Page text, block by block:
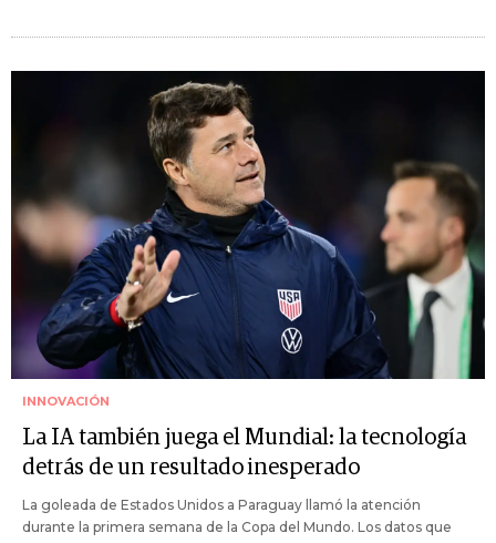
INNOVACIÓN
La IA también juega el Mundial: la tecnología
detrás de un resultado inesperado
La goleada de Estados Unidos a Paraguay llamó la atención
durante la primera semana de la Copa del Mundo. Los datos que